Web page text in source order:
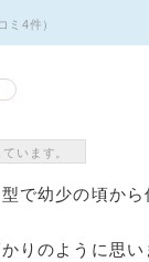
ミ4件）
います。
で幼少の頃か
りのように思い